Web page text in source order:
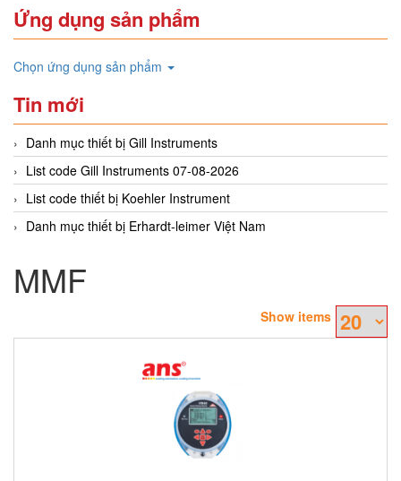
Ứng dụng sản phẩm
Chọn ứng dụng sản phẩm
Tin mới
Danh mục thiết bị Gill Instruments
List code Gill Instruments 07-08-2026
List code thiết bị Koehler Instrument
Danh mục thiết bị Erhardt-leimer Việt Nam
MMF
Show items